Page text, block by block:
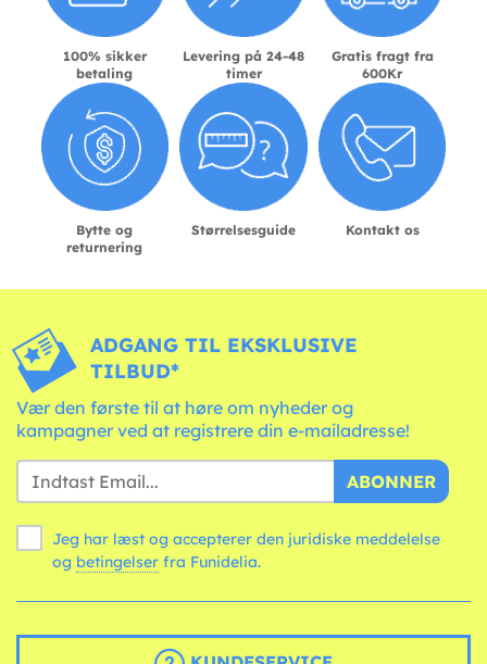
100% sikker
betaling
Levering på 24-48
timer
Gratis fragt fra
600Kr
Bytte og
returnering
Størrelsesguide Kontakt os
ADGANG TIL EKSKLUSIVE
TILBUD*
Vær den første til at høre om nyheder og
kampagner ved at registrere din e-mailadresse!
ABONNER
Jeg har læst og accepterer den juridiske meddelelse
og betingelser fra Funidelia.